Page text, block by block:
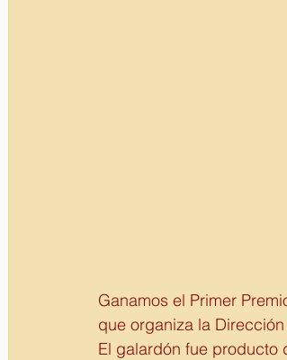
Ganamos el Primer
que organiza la
El galardón fue producto